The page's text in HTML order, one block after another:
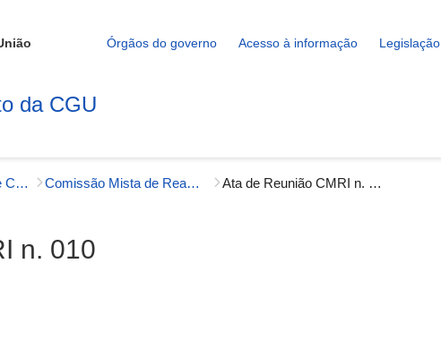
Órgãos do governo Acesso à informação Legislação
da CGU
Comitês, Comissões e Conselhos Comissão Mista de Reavaliação de Informações (CMRI) Ata de Reunião CMRI n. 010
n. 010